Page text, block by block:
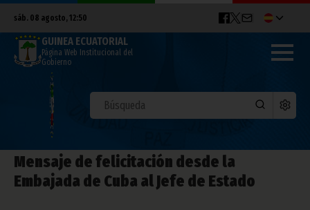
sáb. 08 agosto, 12:50
GUINEA ECUATORIAL
Página Web Institucional del
Gobierno
Mensaje de felicitación desde la
Embajada de Cuba al Jefe de Estado